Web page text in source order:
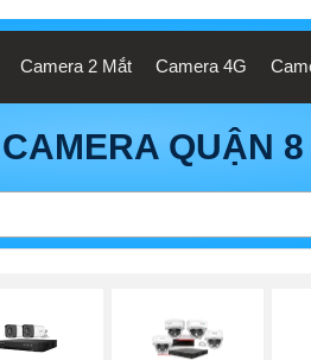
Camera 2 Mắt Camera 4G
QUẬN 8